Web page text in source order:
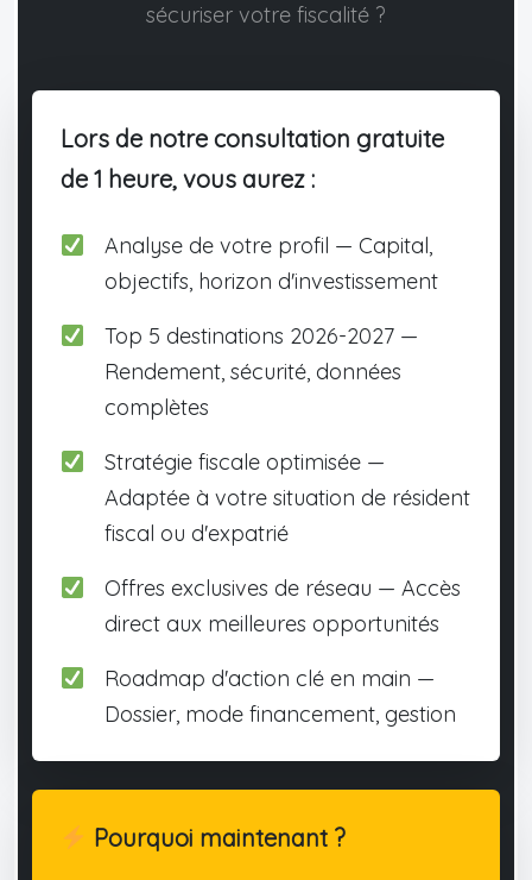
sécuriser votre fiscalité ?
Lors de notre consultation gratuite
de 1 heure, vous aurez :
Analyse de votre profil — Capital,
objectifs, horizon d'investissement
Top 5 destinations 2026-2027 —
Rendement, sécurité, données
complètes
Stratégie fiscale optimisée —
Adaptée à votre situation de résident
fiscal ou d'expatrié
Offres exclusives de réseau — Accès
direct aux meilleures opportunités
Roadmap d'action clé en main —
Dossier, mode financement, gestion
Pourquoi maintenant ?